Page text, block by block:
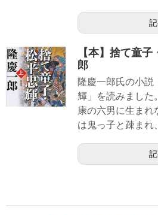
【本】捨て童
郎
隆慶一郎氏の小説
輝」を読みました
康の六男に生まれ
は鬼っ子と疎まれ